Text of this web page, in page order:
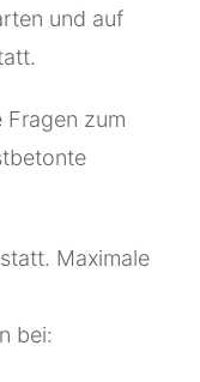
und auf
Fragen zum
Maximale
bei: